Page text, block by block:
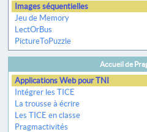
Images séquentielles
Jeu de Memory
LectOrBus
PictureToPuzzle
Accueil de
Applications Web pour TNI
Intégrer les TICE
La trousse à écrire
Les TICE en classe
Pragmactivités